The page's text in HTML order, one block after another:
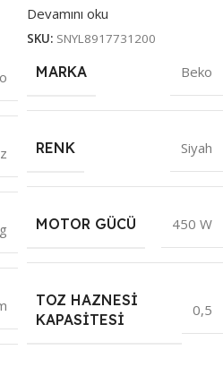
Devamını oku
SKU: SNYL8917731200
MARKA Beko
RENK Siyah
MOTOR GÜCÜ 450 W
TOZ HAZNESI
KAPASITESI
0,5